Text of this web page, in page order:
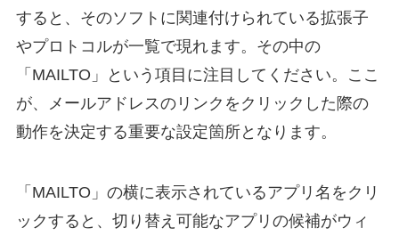
すると、そのソフトに関連付けられている拡張子
やプロトコルが一覧で現れます。その中の
「MAILTO」という項目に注目してください。ここ
が、メールアドレスのリンクをクリックした際の
動作を決定する重要な設定箇所となります。
「MAILTO」の横に表示されているアプリ名をクリ
ックすると、切り替え可能なアプリの候補がウィ